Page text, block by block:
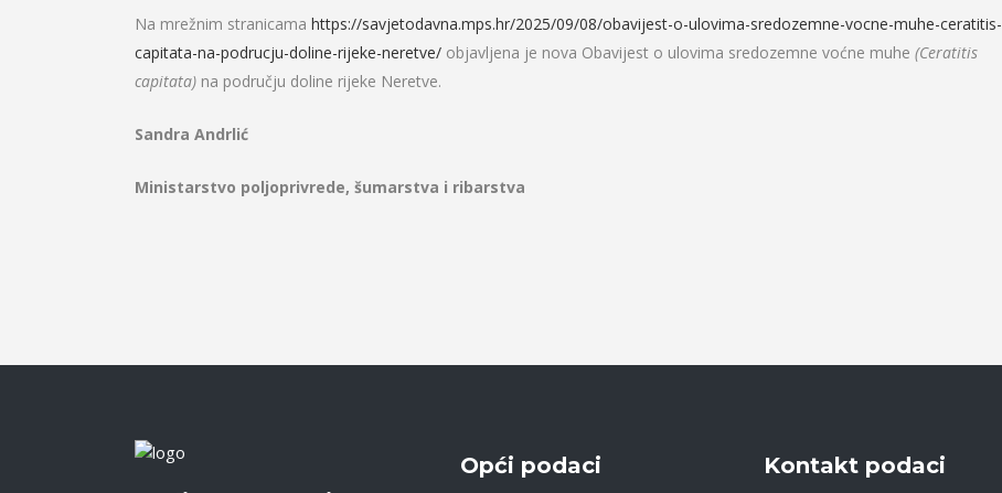
Na mrežnim stranicama https://savjetodavna.mps.hr/2025/09/08/obavijest-o-ulovima-sredozemne-vocne-muhe-ceratitis-
capitata-na-podrucju-doline-rijeke-neretve/ objavljena je nova Obavijest o ulovima sredozemne voćne muhe (Ceratitis
capitata) na području doline rijeke Neretve.
Sandra Andrlić
Ministarstvo poljoprivrede, šumarstva i ribarstva
Opći podaci Kontakt podaci